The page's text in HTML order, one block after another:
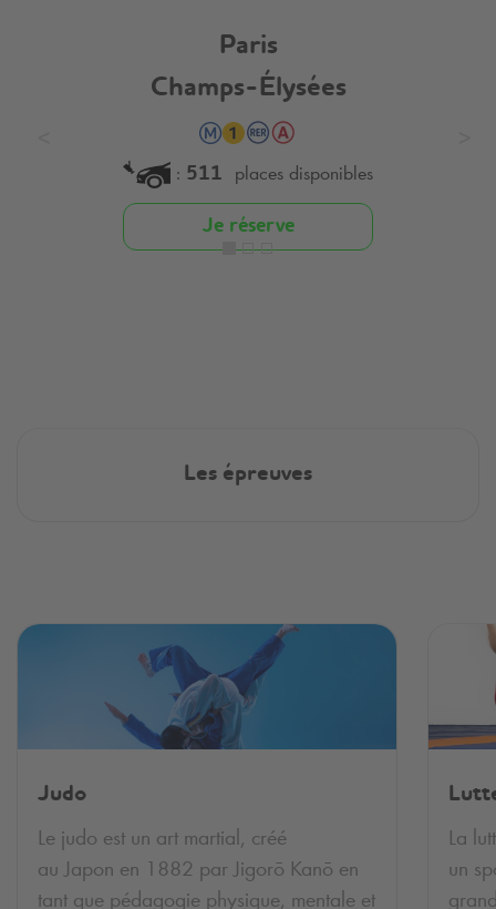
Paris
Champs-Élysées
: 511 places disponibles
Je réserve
Les épreuves
Judo
Le judo est un art martial, créé
au Japon en 1882 par Jigorō Kanō en
tant que pédagogie physique, mentale et
La
un